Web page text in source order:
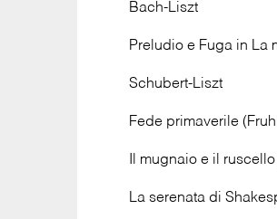
Bach-Liszt
Preludio e Fuga in La
Schubert-Liszt
Fede primaverile
Il mugnaio e il
La serenata di